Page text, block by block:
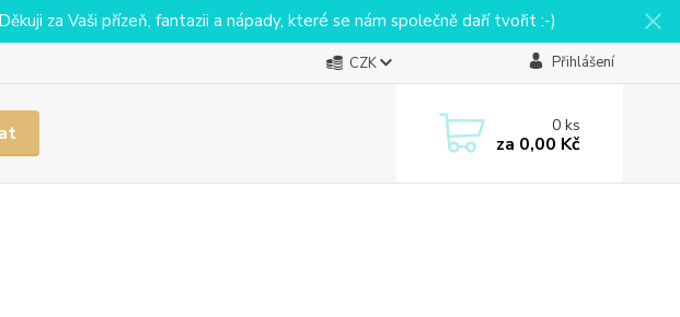
za Vaši přízeň, fantazii a nápady, které se nám společně daří tvořit :-)
CZK Přihlášení
0ks
za 0,00 Kč